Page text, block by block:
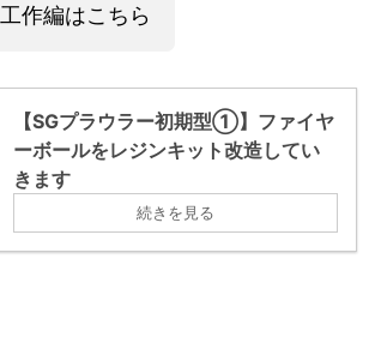
工作編はこちら
【SGプラウラー初期型①】ファイヤ
ーボールをレジンキット改造してい
きます
続きを見る